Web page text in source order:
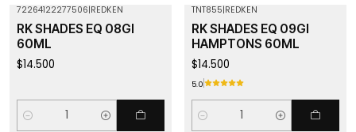
72264122277506|REDKEN
RK SHADES EQ 08GI
60ML
$14.500
Cantidad
TNT855|REDKEN
RK SHADES EQ 09GI
HAMPTONS 60ML
$14.500
5.0
Cantidad